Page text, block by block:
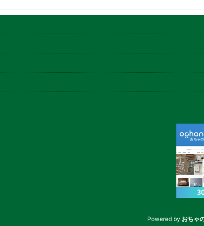
Powered by おちゃ